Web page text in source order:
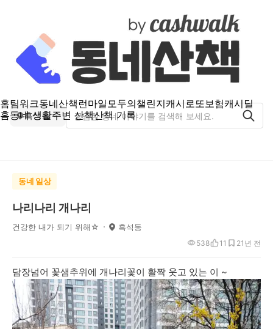
홈팀워크동네산책런마일모두의챌린지캐시로또보험캐시딜
홈동네 생활주변 산책산책 기록
흑석동
동네 일상
나리나리 개나리
건강한 내가 되기 위해☆ 흑석동
1년 전
538 11 2
담장넘어 꽃샘추위에 개나리꽃이 활짝 웃고 있는 이 ~